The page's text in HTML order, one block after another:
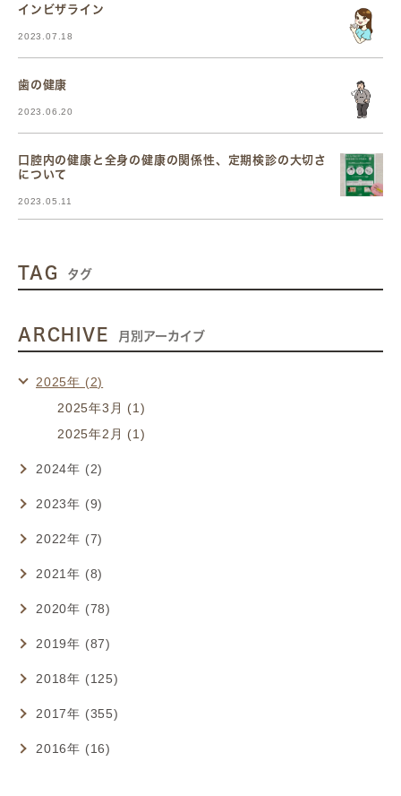
インビザライン
2023.07.18
歯の健康
2023.06.20
口腔内の健康と全身の健康の関係性、定期検診の大切さ
について
2023.05.11
TAG タグ
ARCHIVE 月別アーカイブ
2025年 (2)
2025年3月 (1)
2025年2月 (1)
2024年 (2)
2023年 (9)
2022年 (7)
2021年 (8)
2020年 (78)
2019年 (87)
2018年 (125)
2017年 (355)
2016年 (16)